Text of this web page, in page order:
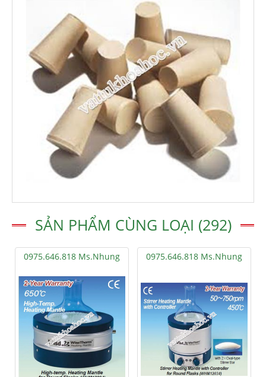
SẢN PHẨM CÙNG LOẠI (292)
0975.646.818 Ms.Nhung 0975.646.818 Ms.Nhung